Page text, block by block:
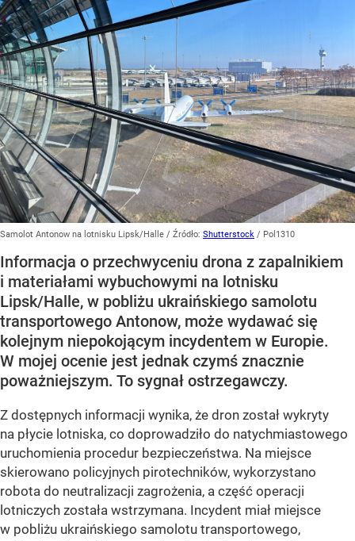
Samolot Antonow na lotnisku Lipsk/Halle / Źródło: Shutterstock / Pol1310
Informacja o przechwyceniu drona z zapalnikiem
i materiałami wybuchowymi na lotnisku
Lipsk/Halle, w pobliżu ukraińskiego samolotu
transportowego Antonow, może wydawać się
kolejnym niepokojącym incydentem w Europie.
W mojej ocenie jest jednak czymś znacznie
poważniejszym. To sygnał ostrzegawczy.
Z dostępnych informacji wynika, że dron został wykryty
na płycie lotniska, co doprowadziło do natychmiastowego
uruchomienia procedur bezpieczeństwa. Na miejsce
skierowano policyjnych pirotechników, wykorzystano
robota do neutralizacji zagrożenia, a część operacji
lotniczych została wstrzymana. Incydent miał miejsce
w pobliżu ukraińskiego samolotu transportowego,